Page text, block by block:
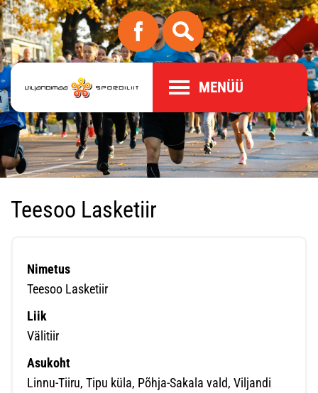
MENÜÜ
Teesoo Lasketiir
Nimetus
Teesoo Lasketiir
Liik
Välitiir
Asukoht
Linnu-Tiiru, Tipu küla, Põhja-Sakala vald, Viljandi